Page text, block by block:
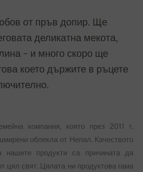
от пръв допир. Ще
деликатна мекота,
- и много скоро ще
което държите в ръцете
компания, която през 2011 г.
облекла от Непал. Качеството
нашите продукти са причината да
цял свят. Цялата ни продуктова гама